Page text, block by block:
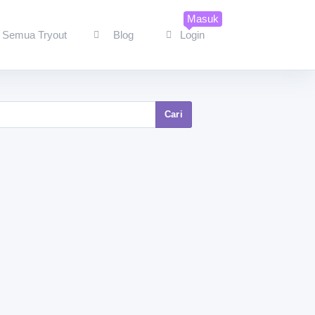
Semua Tryout
Blog Login
Masuk
Cari